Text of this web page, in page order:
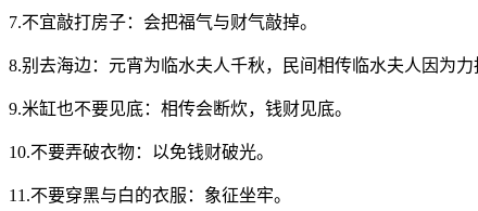
7.不宜敲打房子：会把福气与财气敲掉。
8.别去海边：元宵为临水夫人千秋，民间相传临水夫人因为
9.米缸也不要见底：相传会断炊，钱财见底。
10.不要弄破衣物：以免钱财破光。
11.不要穿黑与白的衣服：象征坐牢。